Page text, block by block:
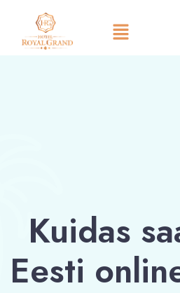
Kuidas
Eesti